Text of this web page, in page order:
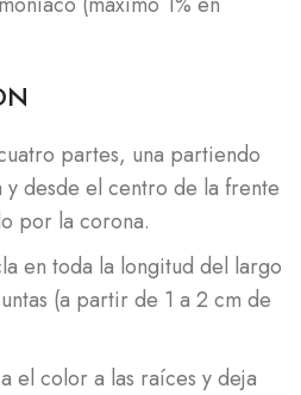
partes, una partiendo
desde el centro de la frente
por la corona.
en toda la longitud del largo
(a partir de 1 a 2 cm de
el color a las raíces y deja